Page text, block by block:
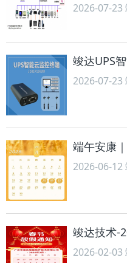
2026-07-23
竣达UPS
2026-07-23
端午安康
2026-06-12
竣达技术-
2026-02-03